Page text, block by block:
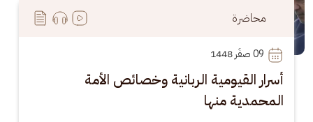
محاضرة
09 صفَر 1448
أسرار القيومية الربانية وخصائص الأمة
المحمدية منها